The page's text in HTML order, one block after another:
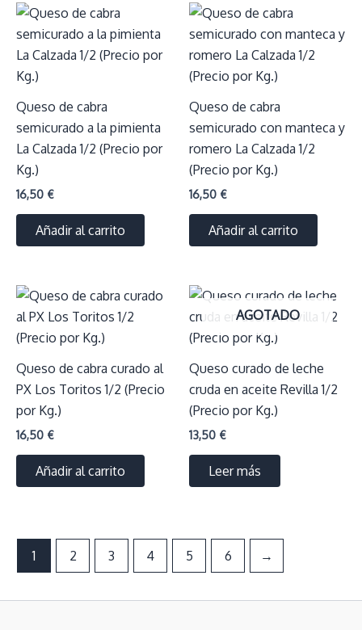
Queso de cabra
semicurado a la pimienta
La Calzada 1/2 (Precio por
Kg.)
16,50 €
Añadir al carrito
Queso de cabra
semicurado con manteca y
romero La Calzada 1/2
(Precio por Kg.)
16,50 €
Añadir al carrito
Queso de cabra curado al
PX Los Toritos 1/2 (Precio
por Kg.)
16,50 €
Añadir al carrito
AGOTADO
Queso curado de leche
cruda en aceite Revilla 1/2
(Precio por Kg.)
13,50 €
Leer más
1 2 3 4 5 6 →